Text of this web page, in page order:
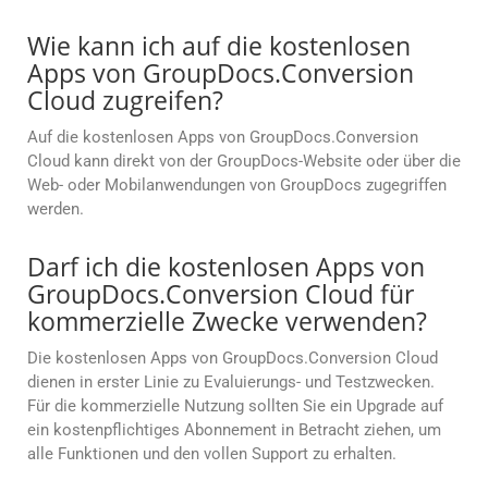
Wie kann ich auf die kostenlosen
Apps von GroupDocs.Conversion
Cloud zugreifen?
Auf die kostenlosen Apps von GroupDocs.Conversion
Cloud kann direkt von der GroupDocs-Website oder über die
Web- oder Mobilanwendungen von GroupDocs zugegriffen
werden.
Darf ich die kostenlosen Apps von
GroupDocs.Conversion Cloud für
kommerzielle Zwecke verwenden?
Die kostenlosen Apps von GroupDocs.Conversion Cloud
dienen in erster Linie zu Evaluierungs- und Testzwecken.
Für die kommerzielle Nutzung sollten Sie ein Upgrade auf
ein kostenpflichtiges Abonnement in Betracht ziehen, um
alle Funktionen und den vollen Support zu erhalten.